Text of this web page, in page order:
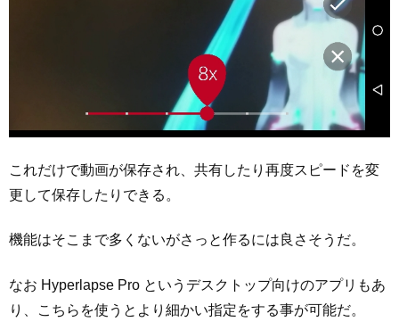
これだけで動画が保存され、共有したり再度スピードを変
更して保存したりできる。
機能はそこまで多くないがさっと作るには良さそうだ。
なお Hyperlapse Pro というデスクトップ向けのアプリもあ
り、こちらを使うとより細かい指定をする事が可能だ。